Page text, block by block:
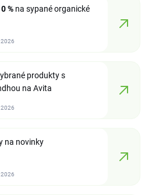
% na sypané organické
produkty s
na Avita
na novinky